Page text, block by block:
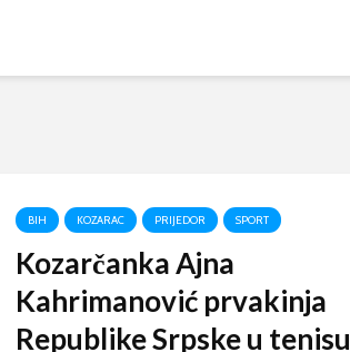
BIH KOZARAC PRIJEDOR SPORT
Kozarčanka Ajna
Kahrimanović prvakinja
Republike Srpske u tenisu